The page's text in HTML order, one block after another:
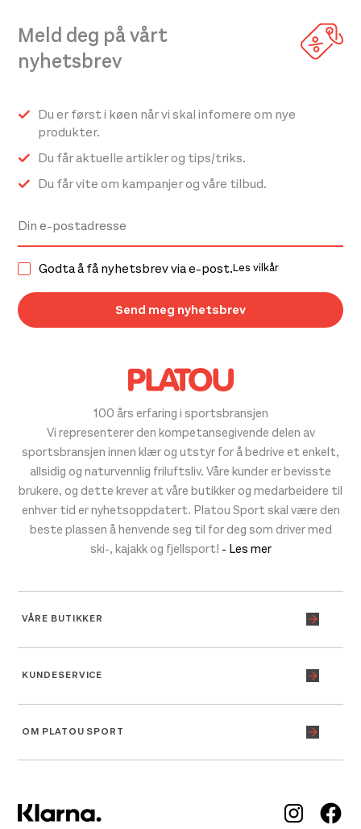
100 års erfaring i sportsbransjen
Vi representerer den kompetansegivende delen av
sportsbransjen innen klær og utstyr for å bedrive et enkelt,
allsidig og naturvennlig friluftsliv. Våre kunder er bevisste
brukere, og dette krever at våre butikker og medarbeidere til
enhver tid er nyhetsoppdatert. Platou Sport skal være den
beste plassen å henvende seg til for deg som driver med
ski-, kajakk og fjellsport! - Les mer
VÅRE BUTIKKER
KUNDESERVICE
OM PLATOU SPORT
Meld deg på vårt
nyhetsbrev
Du er først i køen når vi skal infomere om nye
produkter.
Du får aktuelle artikler og tips/triks.
Du får vite om kampanjer og våre tilbud.
Godta å få nyhetsbrev via e-post.Les vilkår